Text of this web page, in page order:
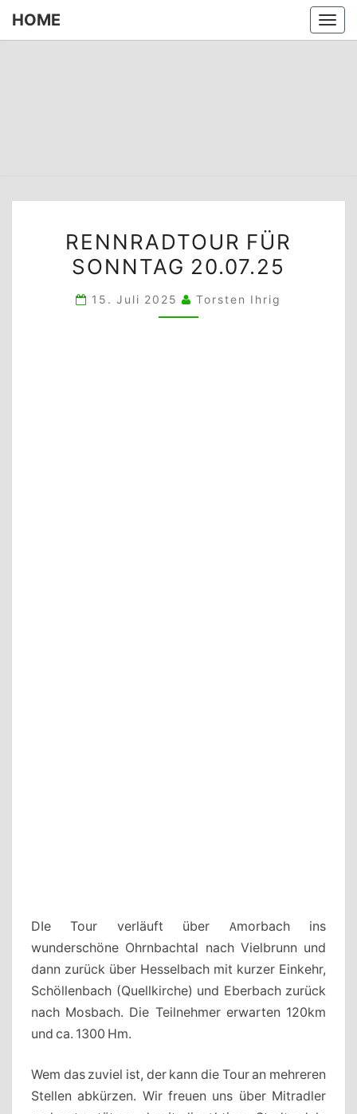
HOME
FÜR
SONNTAG
RENNRADTOUR FÜR
SONNTAG 20.07.25
15. Juli 2025 Torsten Ihrig
DIe Tour verläuft über Amorbach ins
wunderschöne Ohrnbachtal nach Vielbrunn und
dann zurück über Hesselbach mit kurzer Einkehr,
Schöllenbach (Quellkirche) und Eberbach zurück
nach Mosbach. Die Teilnehmer erwarten 120km
und ca. 1300 Hm.
Wem das zuviel ist, der kann die Tour an mehreren
Stellen abkürzen. Wir freuen uns über Mitradler